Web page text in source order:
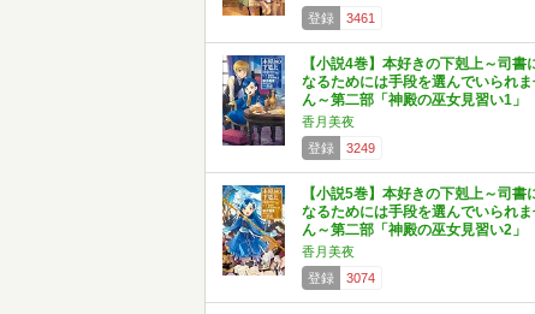
登録
3461
【小説4巻】本好きの下剋上～司書
なるためには手段を選んでいられ
ん～第二部「神殿の巫女見習い1」
香月美夜
登録
3249
【小説5巻】本好きの下剋上～司書
なるためには手段を選んでいられ
ん～第二部「神殿の巫女見習い2」
香月美夜
登録
3074